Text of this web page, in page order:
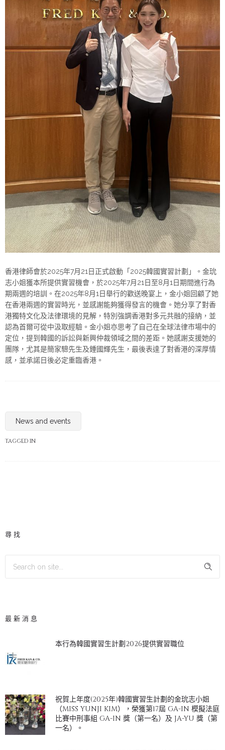
香港律師會於2025年7月21日正式啟動「2025韓國實習計劃」。金玧
志小姐獲本所提供實習機會，於2025年7月21日至8月1日期間進行為
期兩週的培訓。在2025年8月1日舉行的歡送晚宴上，金小姐回顧了她
在香港兩週的實習時光，並感謝能夠獲得發言的機會。她分享了對香
港獨特文化及法律環境的見解，特別強調香港對多元共融的接納，並
認為首爾可從中汲取經驗。金小姐亦思考了自己在全球法律市場中的
定位，提到韓國的訴訟與新興仲裁領域之間的差距。她感謝支援她的
團隊，尤其是簡家驄先生及鍾國輝先生，最後表達了對香港的深厚情
感，並承諾日後必定重臨香港。
News and events
TAGGED IN
尋找
最新消息
本行為韓國實習生計劃2026提供實習職位
祝賀上年度(2025年)韓國實習生計劃的金玧志小姐
（MISS YUNJI KIM），榮獲第17屆 GA-IN 模擬法庭
比賽中刑事組 GA-IN 獎（第一名）及 JA-YU 獎（第
一名）。